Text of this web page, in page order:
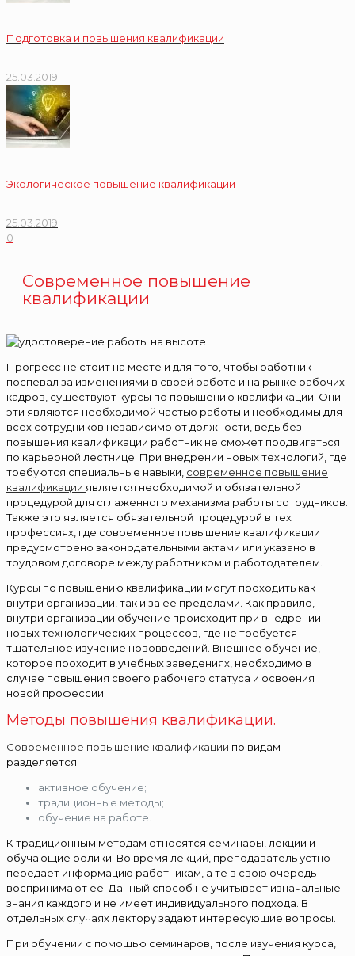
Подготовка и повышения квалификации
25.03.2019
Экологическое повышение квалификации
25.03.2019
0
Современное повышение
квалификации
Прогресс не стоит на месте и для того, чтобы работник
поспевал за изменениями в своей работе и на рынке рабочих
кадров, существуют курсы по повышению квалификации. Они
эти являются необходимой частью работы и необходимы для
всех сотрудников независимо от должности, ведь без
повышения квалификации работник не сможет продвигаться
по карьерной лестнице. При внедрении новых технологий, где
требуются специальные навыки, современное повышение
квалификации является необходимой и обязательной
процедурой для сглаженного механизма работы сотрудников.
Также это является обязательной процедурой в тех
профессиях, где современное повышение квалификации
предусмотрено законодательными актами или указано в
трудовом договоре между работником и работодателем.
Курсы по повышению квалификации могут проходить как
внутри организации, так и за ее пределами. Как правило,
внутри организации обучение происходит при внедрении
новых технологических процессов, где не требуется
тщательное изучение нововведений. Внешнее обучение,
которое проходит в учебных заведениях, необходимо в
случае повышения своего рабочего статуса и освоения
новой профессии.
Методы повышения квалификации.
Современное повышение квалификации по видам
разделяется:
активное обучение;
традиционные методы;
обучение на работе.
К традиционным методам относятся семинары, лекции и
обучающие ролики. Во время лекций, преподаватель устно
передает информацию работникам, а те в свою очередь
воспринимают ее. Данный способ не учитывает изначальные
знания каждого и не имеет индивидуального подхода. В
отдельных случаях лектору задают интересующие вопросы.
При обучении с помощью семинаров, после изучения курса,